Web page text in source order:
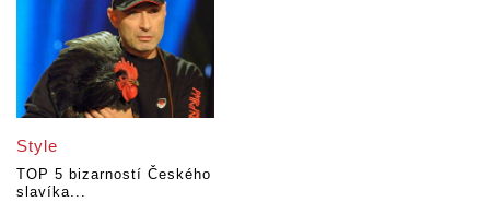
Style
TOP 5 bizarností Českého
slavíka...